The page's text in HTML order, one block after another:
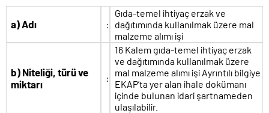
a) Adı :
Gıda-temel ihtiyaç erzak ve
dağıtımında kullanılmak üzere mal
malzeme alımı işi
b) Niteliği, türü ve
miktarı
:
16 Kalem gıda-temel ihtiyaç erzak
ve dağıtımında kullanılmak üzere
mal malzeme alımı işi Ayrıntılı bilgiye
EKAP’ta yer alan ihale dokümanı
içinde bulunan idari şartnameden
ulaşılabilir.